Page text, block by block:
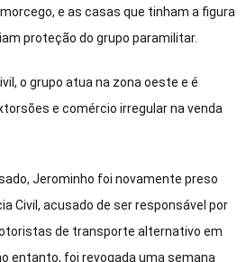
e as casas que tinham a figura
proteção do grupo paramilitar.
o grupo atua na zona oeste e é
e comércio irregular na venda
Jerominho foi novamente preso
Civil, acusado de ser responsável por
de transporte alternativo em
entanto, foi revogada uma semana